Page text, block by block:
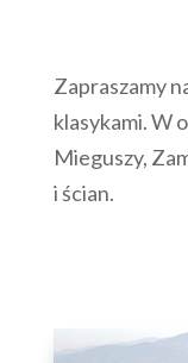
Zapraszamy
klasykami. W
Mieguszy,
i ścian.